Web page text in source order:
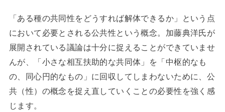
「ある種の共同性をどうすれば解体できるか」という点
において必要とされる公共性という概念。加藤典洋氏が
展開されている議論は十分に捉えることができていませ
んが、「小さな相互扶助的な共同体」を「中枢的なも
の、同心円的なもの」に回収してしまわないために、公
共（性）の概念を捉え直していくことの必要性を強く感
じます。